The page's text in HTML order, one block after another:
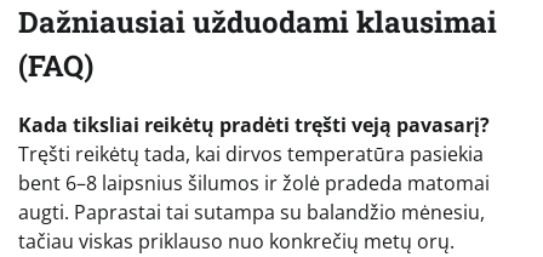
Dažniausiai užduodami klausimai
(FAQ)
Kada tiksliai reikėtų pradėti tręšti veją pavasarį?
Tręšti reikėtų tada, kai dirvos temperatūra pasiekia
bent 6–8 laipsnius šilumos ir žolė pradeda matomai
augti. Paprastai tai sutampa su balandžio mėnesiu,
tačiau viskas priklauso nuo konkrečių metų orų.